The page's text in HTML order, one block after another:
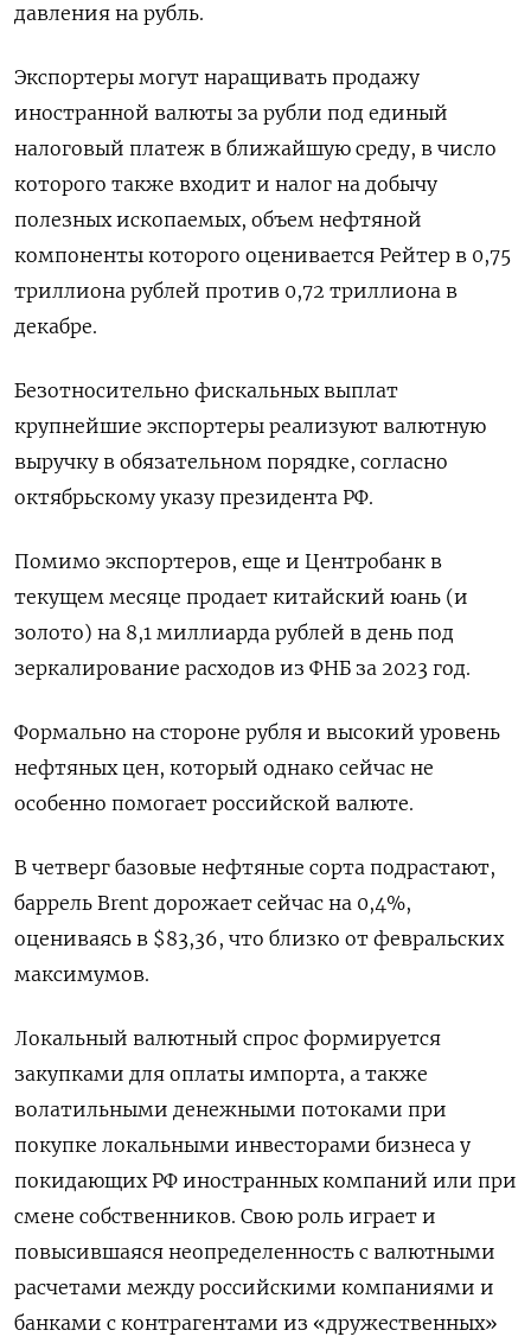
давления на рубль.
Экспортеры могут наращивать продажу
иностранной валюты за рубли под единый
налоговый платеж в ближайшую среду, в число
которого также входит и налог на добычу
полезных ископаемых, объем нефтяной
компоненты которого оценивается Рейтер в 0,75
триллиона рублей против 0,72 триллиона в
декабре.
Безотносительно фискальных выплат
крупнейшие экспортеры реализуют валютную
выручку в обязательном порядке, согласно
октябрьскому указу президента РФ.
Помимо экспортеров, еще и Центробанк в
текущем месяце продает китайский юань (и
золото) на 8,1 миллиарда рублей в день под
зеркалирование расходов из ФНБ за 2023 год.
Формально на стороне рубля и высокий уровень
нефтяных цен, который однако сейчас не
особенно помогает российской валюте.
В четверг базовые нефтяные сорта подрастают,
баррель Brent дорожает сейчас на 0,4%,
оцениваясь в $83,36, что близко от февральских
максимумов.
Локальный валютный спрос формируется
закупками для оплаты импорта, а также
волатильными денежными потоками при
покупке локальными инвесторами бизнеса у
покидающих РФ иностранных компаний или при
смене собственников. Свою роль играет и
повысившаяся неопределенность с валютными
расчетами между российскими компаниями и
банками с контрагентами из «дружественных»